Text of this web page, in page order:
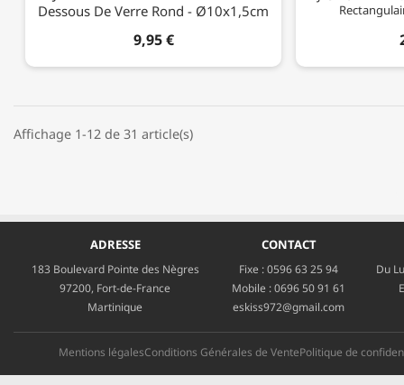
Dessous De Verre Rond - Ø10x1,5cm
9,95 €
Affichage 1-12 de 31 article(s)
ADRESSE
183 Boulevard Pointe des Nègres
97200, Fort-de-France
Martinique
CONTACT
Fixe :0596 63 25 94
Mobile :0696 50 91 61
eskiss972@gmail.com
Du
Mentions légalesConditions Générales de VentePolitique de